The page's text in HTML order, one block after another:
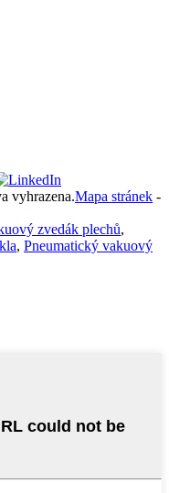
vyhrazena.Mapa stránek -
zvedák plechů,
, Pneumatický vakuový